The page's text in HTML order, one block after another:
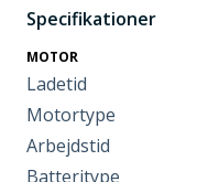
Specifikationer
MOTOR
Ladetid
Motortype
Arbejdstid
Batteritype